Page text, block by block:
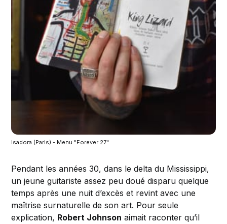
Isadora (Paris) - Menu "Forever 27"
Pendant les années 30, dans le delta du Mississippi,
un jeune guitariste assez peu doué disparu quelque
temps après une nuit d’excès et revint avec une
maîtrise surnaturelle de son art. Pour seule
explication, Robert Johnson aimait raconter qu’il